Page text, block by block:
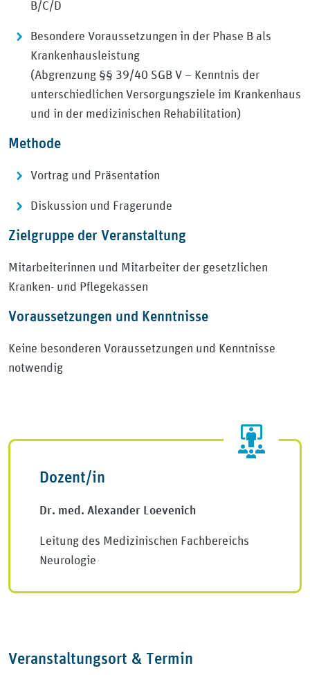
B/C/D
Besondere Voraussetzungen in der Phase B als
Krankenhausleistung
(Abgrenzung §§ 39/40 SGB V – Kenntnis der
unterschiedlichen Versorgungsziele im Krankenhaus
und in der medizinischen Rehabilitation)
Methode
Vortrag und Präsentation
Diskussion und Fragerunde
Zielgruppe der Veranstaltung
Mitarbeiterinnen und Mitarbeiter der gesetzlichen
Kranken- und Pflegekassen
Voraussetzungen und Kenntnisse
Keine besonderen Voraussetzungen und Kenntnisse
notwendig
Dozent/in
Dr. med. Alexander Loevenich
Leitung des Medizinischen Fachbereichs
Neurologie
Veranstaltungsort & Termin